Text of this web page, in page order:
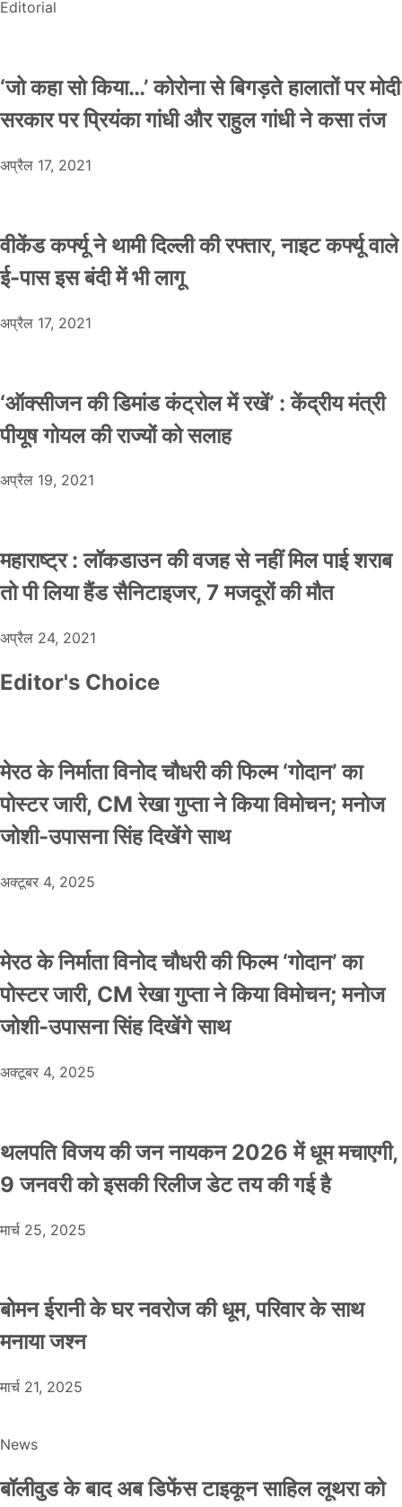
Editorial
‘जो कहा सो किया…’ कोरोना से बिगड़ते हालातों पर मोदी
सरकार पर प्रियंका गांधी और राहुल गांधी ने कसा तंज
अप्रैल 17, 2021
वीकेंड कर्फ्यू ने थामी दिल्ली की रफ्तार, नाइट कर्फ्यू वाले
ई-पास इस बंदी में भी लागू
अप्रैल 17, 2021
‘ऑक्सीजन की डिमांड कंट्रोल में रखें’ : केंद्रीय मंत्री
पीयूष गोयल की राज्यों को सलाह
अप्रैल 19, 2021
महाराष्ट्र : लॉकडाउन की वजह से नहीं मिल पाई शराब
तो पी लिया हैंड सैनिटाइजर, 7 मजदूरों की मौत
अप्रैल 24, 2021
Editor's Choice
मेरठ के निर्माता विनोद चौधरी की फिल्म ‘गोदान’ का
पोस्टर जारी, CM रेखा गुप्ता ने किया विमोचन; मनोज
जोशी-उपासना सिंह दिखेंगे साथ
अक्टूबर 4, 2025
मेरठ के निर्माता विनोद चौधरी की फिल्म ‘गोदान’ का
पोस्टर जारी, CM रेखा गुप्ता ने किया विमोचन; मनोज
जोशी-उपासना सिंह दिखेंगे साथ
अक्टूबर 4, 2025
थलपति विजय की जन नायकन 2026 में धूम मचाएगी,
9 जनवरी को इसकी रिलीज डेट तय की गई है
मार्च 25, 2025
बोमन ईरानी के घर नवरोज की धूम, परिवार के साथ
मनाया जश्न
मार्च 21, 2025
News
बॉलीवुड के बाद अब डिफेंस टाइकून साहिल लूथरा को